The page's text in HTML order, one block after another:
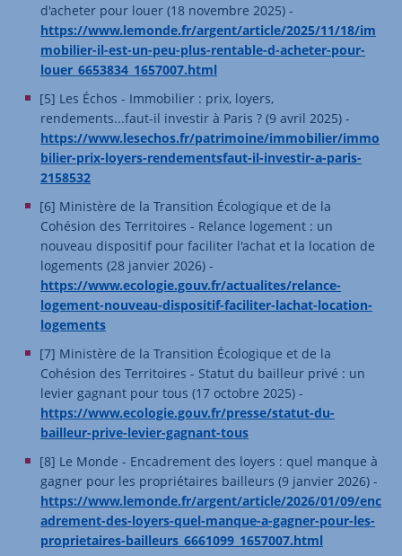
d'acheter pour louer (18 novembre 2025) -
https://www.lemonde.fr/argent/article/2025/11/18/im
mobilier-il-est-un-peu-plus-rentable-d-acheter-pour-
louer_6653834_1657007.html
[5] Les Échos - Immobilier : prix, loyers,
rendements...faut-il investir à Paris ? (9 avril 2025) -
https://www.lesechos.fr/patrimoine/immobilier/immo
bilier-prix-loyers-rendementsfaut-il-investir-a-paris-
2158532
[6] Ministère de la Transition Écologique et de la
Cohésion des Territoires - Relance logement : un
nouveau dispositif pour faciliter l'achat et la location de
logements (28 janvier 2026) -
https://www.ecologie.gouv.fr/actualites/relance-
logement-nouveau-dispositif-faciliter-lachat-location-
logements
[7] Ministère de la Transition Écologique et de la
Cohésion des Territoires - Statut du bailleur privé : un
levier gagnant pour tous (17 octobre 2025) -
https://www.ecologie.gouv.fr/presse/statut-du-
bailleur-prive-levier-gagnant-tous
[8] Le Monde - Encadrement des loyers : quel manque à
gagner pour les propriétaires bailleurs (9 janvier 2026) -
https://www.lemonde.fr/argent/article/2026/01/09/enc
adrement-des-loyers-quel-manque-a-gagner-pour-les-
proprietaires-bailleurs_6661099_1657007.html